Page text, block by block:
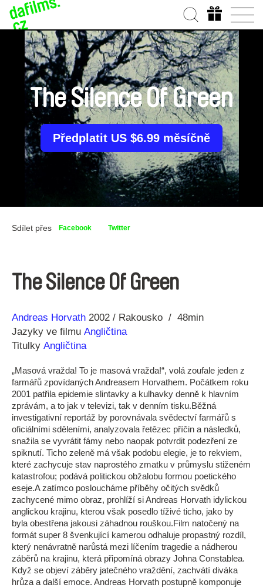
The Silence Of Green
Předplatit US $6.99 měsíčně
Sdílet přes Facebook Twitter
The Silence Of Green
Režie
Andreas Horvath
Rok 2002 Rakousko
48min
Jazyky ve filmu Angličtina
Titulky Angličtina
„Masová vražda! To je masová vražda!“, volá zoufale jeden z
farmářů zpovídaných Andreasem Horvathem. Počátkem roku
2001 patřila epidemie slintavky a kulhavky denně k hlavním
zprávám, a to jak v televizi, tak v denním tisku.Běžná
investigativní reportáž by porovnávala svědectví farmářů s
oficiálními sděleními, analyzovala řetězec příčin a následků,
snažila se vyvrátit fámy nebo naopak potvrdit podezření ze
spiknutí. Ticho zeleně má však podobu elegie, je to rekviem,
které zachycuje stav naprostého zmatku v průmyslu stiženém
katastrofou; podává politickou obžalobu formou poetického
eseje.A zatímco posloucháme příběhy očitých svědků
zachycené mimo obraz, prohlíží si Andreas Horvath idylickou
anglickou krajinu, kterou však posedlo tíživé ticho, jako by
byla obestřena jakousi záhadnou rouškou.Film natočený na
formát super 8 švenkující kamerou odhaluje propastný rozdíl,
který nenávratně narůstá mezi líčením tragedie a nádherou
záběrů na krajinu, která připomíná obrazy Johna Constablea.
Když se objeví záběry jatečného vraždění, zachvátí diváka
hrůza a další emoce. Andreas Horvath postupně komponuje